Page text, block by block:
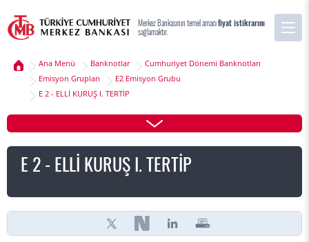
Merkez Bankasının temel amacıfiyat istikrarını
sağlamaktır.
Ana Menü Banknotlar
Cumhuriyet Dönemi Banknotları
Emisyon Grupları
E2 Emisyon Grubu
E 2 - ELLİ KURUŞ I. TERTİP
E 2 - ELLİ KURUŞ I. TERTİP